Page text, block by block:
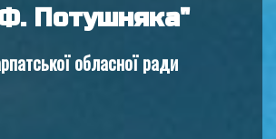
Потушняка"
обласної ради